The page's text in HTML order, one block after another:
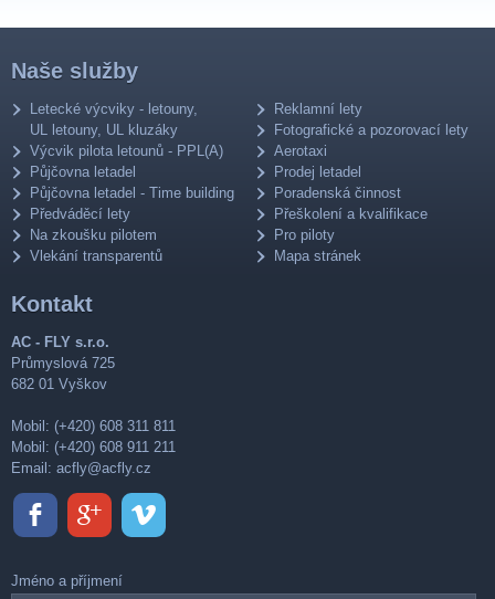
Naše služby
Letecké výcviky - letouny,
UL letouny, UL kluzáky
Výcvik pilota letounů - PPL(A)
Půjčovna letadel
Půjčovna letadel - Time building
Předváděcí lety
Na zkoušku pilotem
Vlekání transparentů
Reklamní lety
Fotografické a pozorovací lety
Aerotaxi
Prodej letadel
Poradenská činnost
Přeškolení a kvalifikace
Pro piloty
Mapa stránek
Kontakt
AC - FLY s.r.o.
Průmyslová 725
682 01 Vyškov
Mobil: (+420) 608 311 811
Mobil: (+420) 608 911 211
Email: acfly@acfly.cz
Jméno a příjmení